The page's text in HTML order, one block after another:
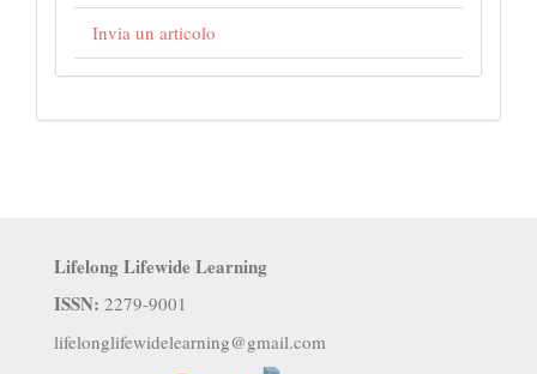
Invia un articolo
Lifelong Lifewide Learning
ISSN: 2279-9001
lifelonglifewidelearning@gmail.com